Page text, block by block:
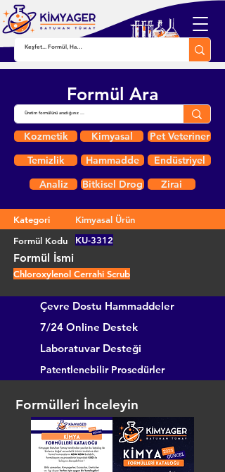
Formül Ara
Kozmetik Kimyasal
Pet Veteriner
Temizlik
Hammadde
Endüstriyel
Analiz
Bitkisel Drog Zirai
Kategori
Kimyasal Ürün
Formül Kodu
KU-3312
Formül İsmi
Chloroxylenol Cerrahi Scrub
Çevre Dostu Hammaddeler
7/24 Online Destek
Laboratuvar Desteği
Patentlenebilir Prosedürler
Formülleri İnceleyin